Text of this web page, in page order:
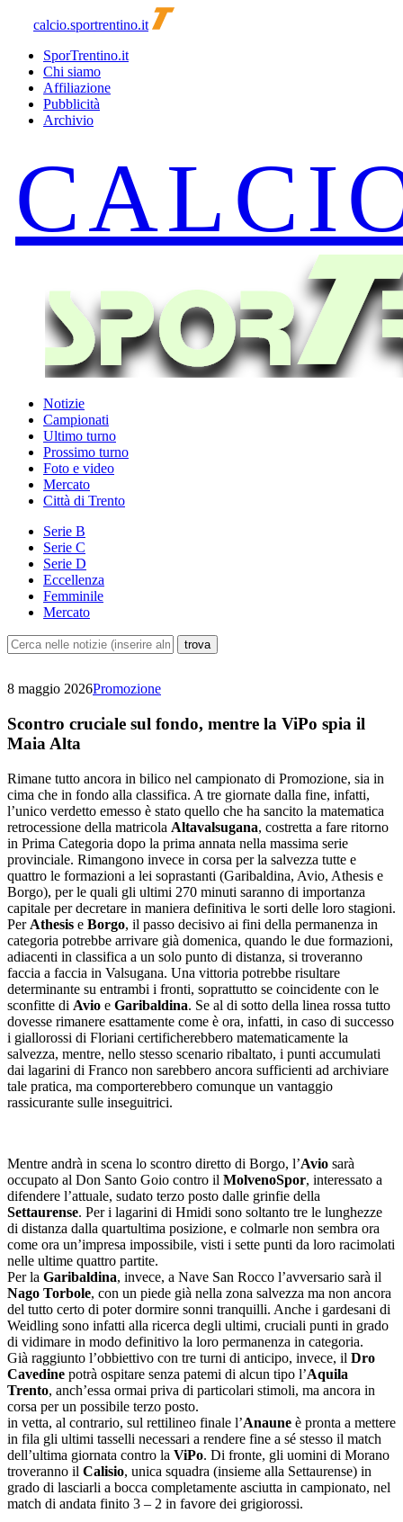
calcio.sportrentino.it
SporTrentino.it
Chi siamo
Affiliazione
Pubblicità
Archivio
Notizie
Campionati
Ultimo turno
Prossimo turno
Foto e video
Mercato
Città di Trento
Serie B
Serie C
Serie D
Eccellenza
Femminile
Mercato
8 maggio 2026Promozione
Scontro cruciale sul fondo, mentre la ViPo spia il
Maia Alta
Rimane tutto ancora in bilico nel campionato di Promozione, sia in
cima che in fondo alla classifica. A tre giornate dalla fine, infatti,
l’unico verdetto emesso è stato quello che ha sancito la matematica
retrocessione della matricola Altavalsugana, costretta a fare ritorno
in Prima Categoria dopo la prima annata nella massima serie
provinciale. Rimangono invece in corsa per la salvezza tutte e
quattro le formazioni a lei soprastanti (Garibaldina, Avio, Athesis e
Borgo), per le quali gli ultimi 270 minuti saranno di importanza
capitale per decretare in maniera definitiva le sorti delle loro stagioni.
Per Athesis e Borgo, il passo decisivo ai fini della permanenza in
categoria potrebbe arrivare già domenica, quando le due formazioni,
adiacenti in classifica a un solo punto di distanza, si troveranno
faccia a faccia in Valsugana. Una vittoria potrebbe risultare
determinante su entrambi i fronti, soprattutto se coincidente con le
sconfitte di Avio e Garibaldina. Se al di sotto della linea rossa tutto
dovesse rimanere esattamente come è ora, infatti, in caso di successo
i giallorossi di Floriani certificherebbero matematicamente la
salvezza, mentre, nello stesso scenario ribaltato, i punti accumulati
dai lagarini di Franco non sarebbero ancora sufficienti ad archiviare
tale pratica, ma comporterebbero comunque un vantaggio
rassicurante sulle inseguitrici.
Mentre andrà in scena lo scontro diretto di Borgo, l’Avio sarà
occupato al Don Santo Goio contro il MolvenoSpor, interessato a
difendere l’attuale, sudato terzo posto dalle grinfie della
Settaurense. Per i lagarini di Hmidi sono soltanto tre le lunghezze
di distanza dalla quartultima posizione, e colmarle non sembra ora
come ora un’impresa impossibile, visti i sette punti da loro racimolati
nelle ultime quattro partite.
Per la Garibaldina, invece, a Nave San Rocco l’avversario sarà il
Nago Torbole, con un piede già nella zona salvezza ma non ancora
del tutto certo di poter dormire sonni tranquilli. Anche i gardesani di
Weidling sono infatti alla ricerca degli ultimi, cruciali punti in grado
di vidimare in modo definitivo la loro permanenza in categoria.
Già raggiunto l’obbiettivo con tre turni di anticipo, invece, il Dro
Cavedine potrà ospitare senza patemi di alcun tipo l’Aquila
Trento, anch’essa ormai priva di particolari stimoli, ma ancora in
corsa per un possibile terzo posto.
in vetta, al contrario, sul rettilineo finale l’Anaune è pronta a mettere
in fila gli ultimi tasselli necessari a rendere fine a sé stesso il match
dell’ultima giornata contro la ViPo. Di fronte, gli uomini di Morano
troveranno il Calisio, unica squadra (insieme alla Settaurense) in
grado di lasciarli a bocca completamente asciutta in campionato, nel
match di andata finito 3 – 2 in favore dei grigiorossi.